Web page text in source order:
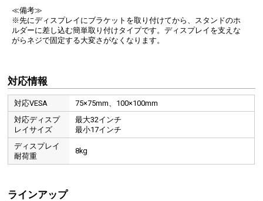
60度無段階で、画面の左右角度を調整できます。
≪備考≫
※先にディスプレイにブラケットを取り付けてから、スタンドのホ
ルダーに差し込む簡単取り付けタイプです。ディスプレイを支えな
がらネジで固定する大変さがなくなります。
対応情報
対応VESA
75×75mm、100×100mm
対応ディスプ
レイサイズ
最大32インチ
最小17インチ
ディスプレイ
耐荷重
8kg
ラインアップ